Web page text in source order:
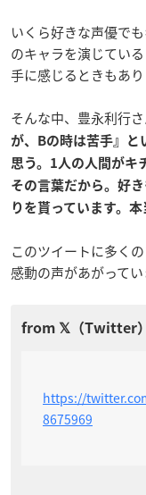
いくら好きな声優で
のキャラを演じてい
手に感じるときもあり
そんな中、豊永利行
が、Bの時は苦手』と
思う。1人の人間がキ
その言葉だから。 好
りを貰っています。本
このツイートに多く
感動の声があがってい
https://
8675969